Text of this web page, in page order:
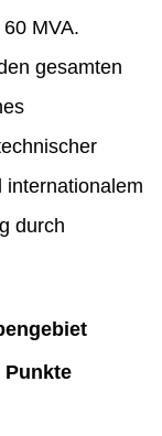
MVA.
gesamten
internationalem
durch
Punkte